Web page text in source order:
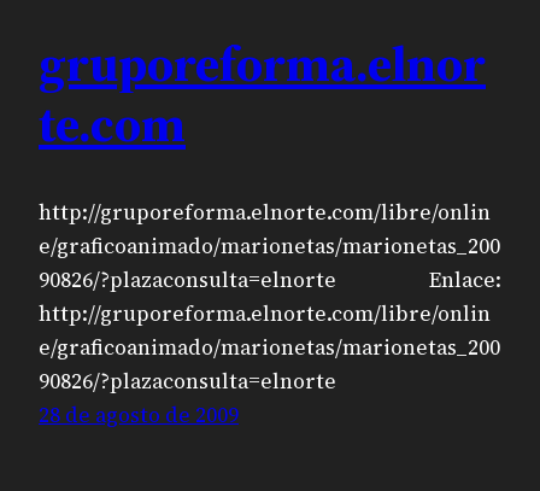
gruporeforma.elnor
te.com
http://gruporeforma.elnorte.com/libre/onlin
e/graficoanimado/marionetas/marionetas_200
90826/?plazaconsulta=elnorte Enlace:
http://gruporeforma.elnorte.com/libre/onlin
e/graficoanimado/marionetas/marionetas_200
90826/?plazaconsulta=elnorte
28 de agosto de 2009